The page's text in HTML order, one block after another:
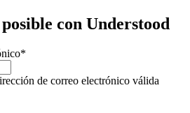
con Understood
*
de correo electrónico válida